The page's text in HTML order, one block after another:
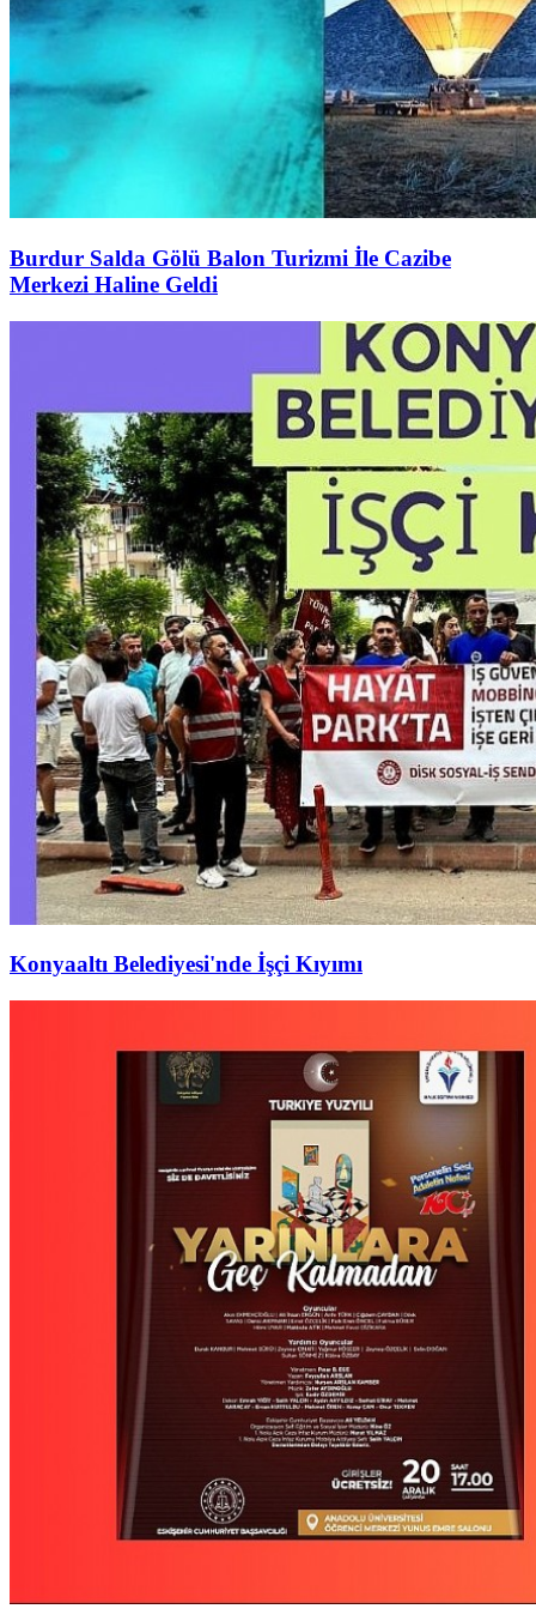
Burdur Salda Gölü Balon Turizmi İle Cazibe
Merkezi Haline Geldi
Konyaaltı Belediyesi'nde İşçi Kıyımı